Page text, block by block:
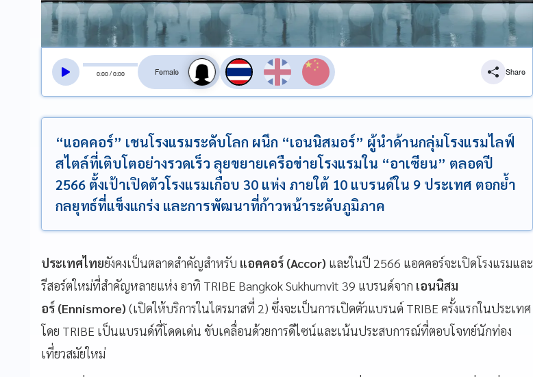
0:00/0:00
สลับเสียงอ่าน
Share
“แอคคอร์” เชนโรงแรมระดับโลก ผนึก “เอนนิสมอร์” ผู้นำด้านกลุ่มโรงแรมไลฟ์
สไตล์ที่เติบโตอย่างรวดเร็ว ลุยขยายเครือข่ายโรงแรมใน “อาเซียน” ตลอดปี
2566 ตั้งเป้าเปิดตัวโรงแรมเกือบ 30 แห่ง ภายใต้ 10 แบรนด์ใน 9 ประเทศ ตอกย้ำ
กลยุทธ์ที่แข็งแกร่ง และการพัฒนาที่ก้าวหน้าระดับภูมิภาค
ประเทศไทยยังคงเป็นตลาดสำคัญสำหรับ แอคคอร์ (Accor) และในปี 2566 แอคคอร์จะเปิดโรงแรมและ
รีสอร์ตใหม่ที่สำคัญหลายแห่ง อาทิ TRIBE Bangkok Sukhumvit 39 แบรนด์จาก เอนนิสม
อร์ (Ennismore) (เปิดให้บริการในไตรมาสที่ 2) ซึ่งจะเป็นการเปิดตัวแบรนด์ TRIBE ครั้งแรกในประเทศ
โดย TRIBE เป็นแบรนด์ที่โดดเด่น ขับเคลื่อนด้วยการดีไซน์และเน้นประสบการณ์ที่ตอบโจทย์นักท่อง
เที่ยวสมัยใหม่